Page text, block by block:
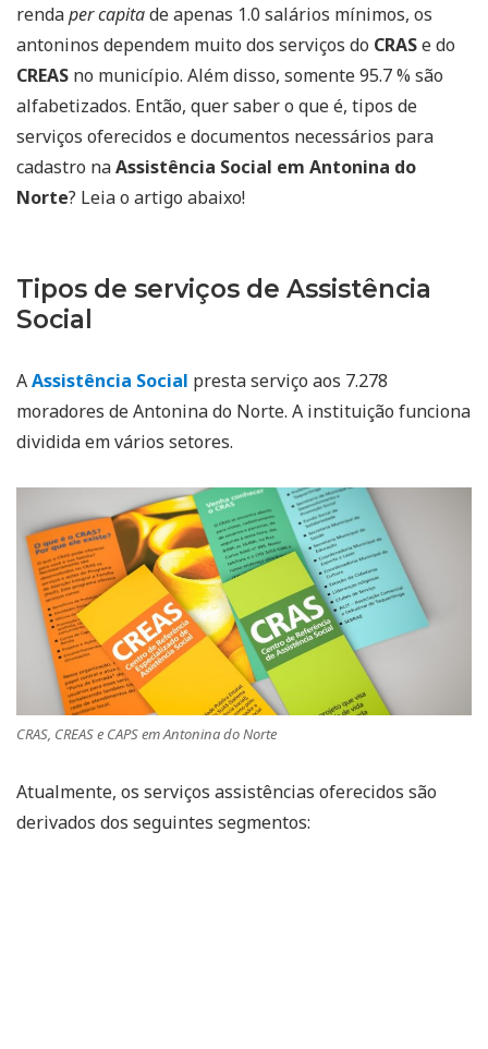
rendaper capitade apenas 1.0 salários mínimos, os
antoninos dependem muito dos serviços do CRASe do
CREAS no município. Além disso, somente 95.7 % são
alfabetizados. Então, quer saber o que é, tipos de
serviços oferecidos e documentos necessários para
cadastro naAssistência Social em Antonina do
Norte? Leia o artigo abaixo!
Tipos de serviços de Assistência
Social
AAssistência Social presta serviço aos 7.278
moradores de Antonina do Norte. A instituição funciona
dividida em vários setores.
CRAS, CREAS e CAPS em Antonina do Norte
Atualmente, os serviços assistências oferecidos são
derivados dos seguintes segmentos: